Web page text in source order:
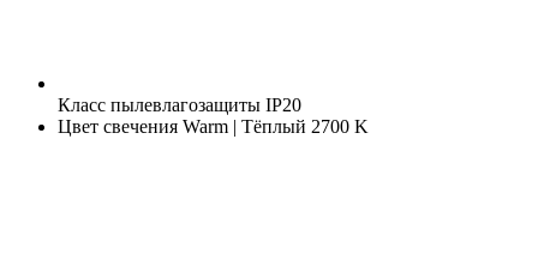
Класс пылевлагозащиты IP20
Цвет свечения Warm | Тёплый 2700 K